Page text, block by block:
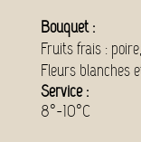
Bouquet :
Fruits frais :
Fleurs blanches
Service :
8°-10°C